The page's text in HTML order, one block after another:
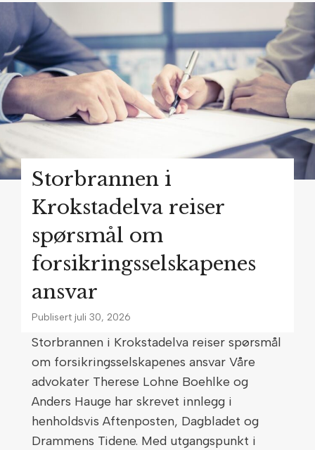
Storbrannen i
Krokstadelva reiser
spørsmål om
forsikringsselskapenes
ansvar
Publisert juli 30, 2026
Storbrannen i Krokstadelva reiser spørsmål
om forsikringsselskapenes ansvar Våre
advokater Therese Lohne Boehlke og
Anders Hauge har skrevet innlegg i
henholdsvis Aftenposten, Dagbladet og
Drammens Tidene. Med utgangspunkt i